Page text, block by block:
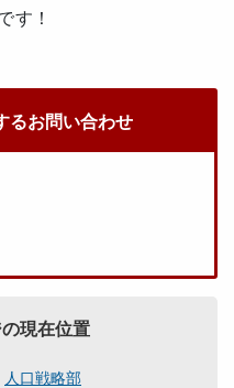
す！
るお問い合わせ
現在位置
人口戦略部